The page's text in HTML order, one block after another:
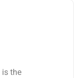
is the